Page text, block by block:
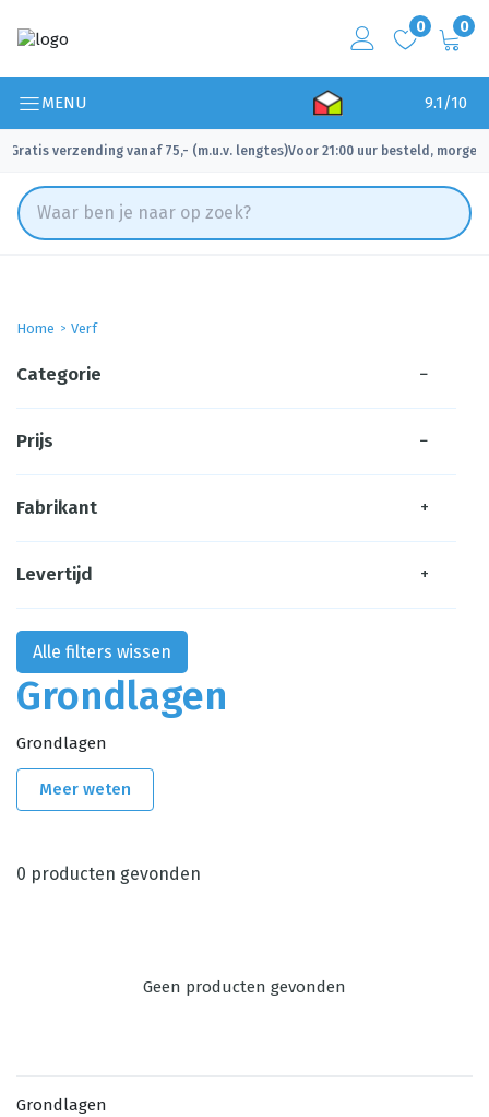
0 0
MENU 9.1/10
Gratis verzending vanaf 75,- (m.u.v. lengtes)
✓ Voor 21:00 uur besteld, morgen
Home Verf
Grondlagen
Grondlagen
Meer weten
0 producten gevonden
Geen producten gevonden
Categorie −
Prijs −
Fabrikant +
Levertijd +
Alle filters wissen
Grondlagen